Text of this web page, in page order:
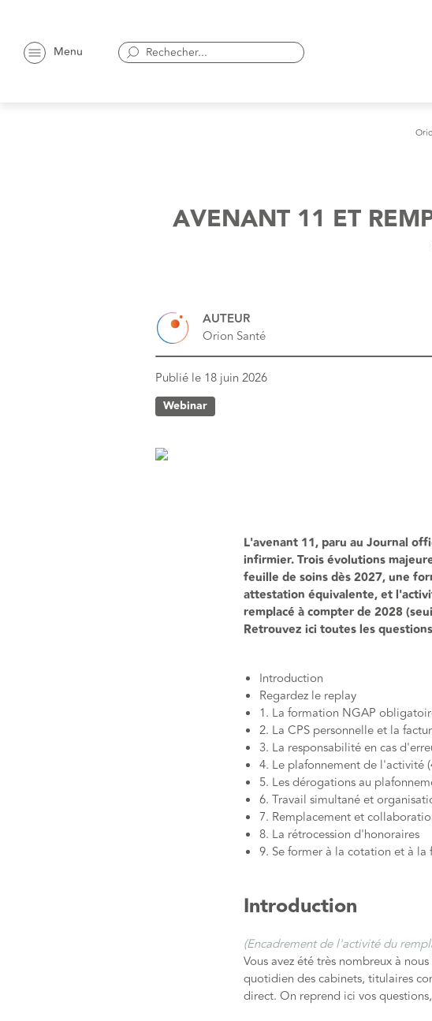
Menu
AVENANT 11 ET
AUTEUR
Orion Santé
Publié le 18 juin 2026
Webinar
L'avenant 11, paru au Journal
infirmier. Trois évolutions
feuille de soins dès 2027, une
attestation équivalente, et
remplacé à compter de 2028
Retrouvez ici toutes les
Introduction
Regardez le replay
1. La formation NGAP
2. La CPS personnelle et la
3. La responsabilité en cas
4. Le plafonnement de l'activité
5. Les dérogations au
6. Travail simultané et
7. Remplacement et
8. La rétrocession d'honoraires
9. Se former à la cotation et à la
Introduction
(Encadrement de l'activité du
Vous avez été très nombreux à
quotidien des cabinets, titulaires
direct. On reprend ici vos